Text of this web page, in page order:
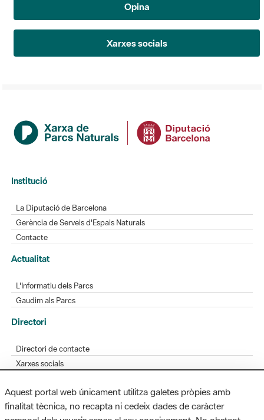
Opina
Xarxes socials
Institució
La Diputació de Barcelona
Gerència de Serveis d'Espais Naturals
Contacte
Actualitat
L'Informatiu dels Parcs
Gaudim als Parcs
Directori
Directori de contacte
Xarxes socials
Bústia de suggeriments
Opineu sobre els parcs
Aquest portal web únicament utilitza galetes pròpies amb
finalitat tècnica, no recapta ni cedeix dades de caràcter